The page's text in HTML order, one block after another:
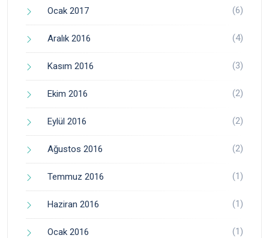
Ocak 2017 (6)
Aralık 2016 (4)
Kasım 2016 (3)
Ekim 2016 (2)
Eylül 2016 (2)
Ağustos 2016 (2)
Temmuz 2016 (1)
Haziran 2016 (1)
Ocak 2016 (1)